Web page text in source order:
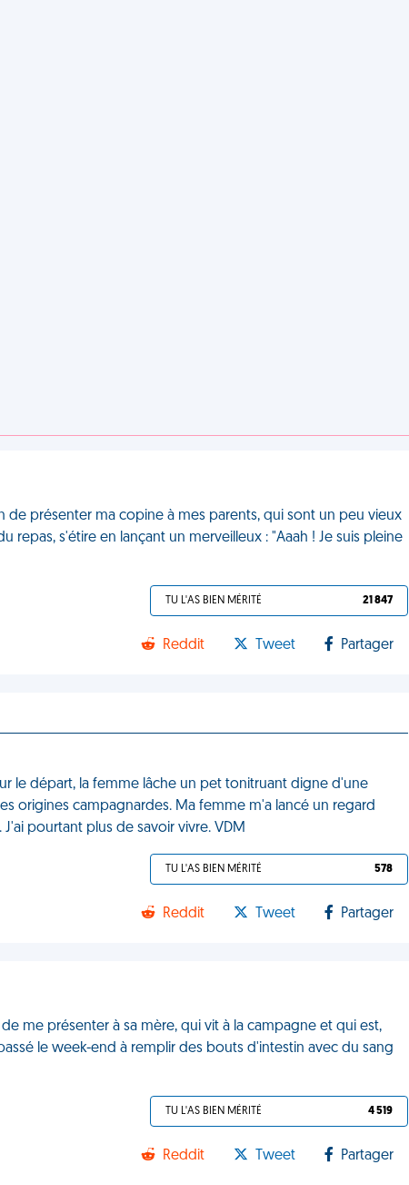
de présenter ma copine à mes parents, qui sont un peu vieux
repas, s'étire en lançant un merveilleux : "Aaah ! Je suis pleine
TU L'AS BIEN MÉRITÉ 21 847
Reddit Tweet Partager
le départ, la femme lâche un pet tonitruant digne d'une
origines campagnardes. Ma femme m'a lancé un regard
pourtant plus de savoir vivre. VDM
TU L'AS BIEN MÉRITÉ 578
Reddit Tweet Partager
me présenter à sa mère, qui vit à la campagne et qui est,
le week-end à remplir des bouts d'intestin avec du sang
TU L'AS BIEN MÉRITÉ 4 519
Reddit Tweet Partager